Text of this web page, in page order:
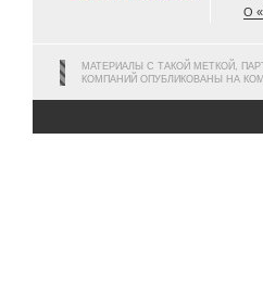
О
МАТЕРИАЛЫ С ТАКОЙ МЕТКОЙ,
КОМПАНИЙ ОПУБЛИКОВАНЫ НА